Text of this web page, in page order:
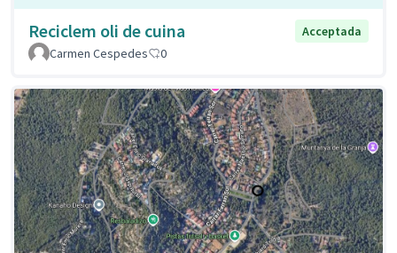
Reciclem oli de cuina
Acceptada
Carmen Cespedes
0